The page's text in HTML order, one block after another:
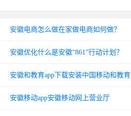
安徽电商怎么做在家做电商如何做？
安徽优化什么是安徽“861”行动计划？
安徽和教育app下载安装中国移动和教育
安徽移动app安徽移动网上营业厅